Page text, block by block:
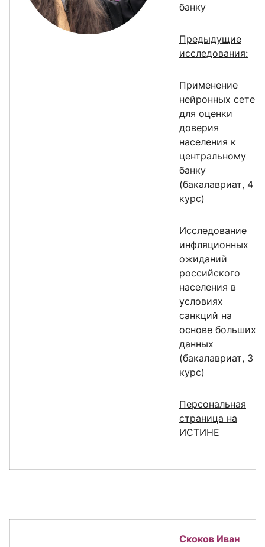
банку
Предыдущие
исследования:
Применение
нейронных сетей
для оценки
доверия
населения к
центральному
банку
(бакалавриат, 4
курс)
Исследование
инфляционных
ожиданий
российского
населения в
условиях
санкций на
основе больших
данных
(бакалавриат, 3
курс)
Персональная
страница на
ИСТИНЕ
Скоков Иван